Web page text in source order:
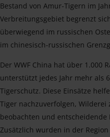
Bestand von Amur-Tigern im
Verbreitungsgebiet begrenzt
überwiegend im russischen
im chinesisch-russischen
Der WWF China hat über 1.000
unterstützt jedes Jahr mehr als
Tigerschutz. Diese Einsätze
Tiger nachzuverfolgen,
beobachten und entscheidende
Zusätzlich wurden in der